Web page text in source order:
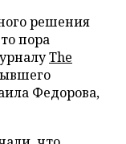
решения
пора
The
Федорова,